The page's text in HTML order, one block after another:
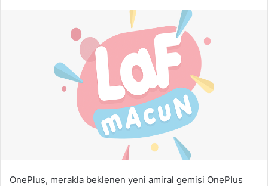
-
p
t
a
g
OnePlus, merakla beklenen yeni amiral gemisi OnePlus